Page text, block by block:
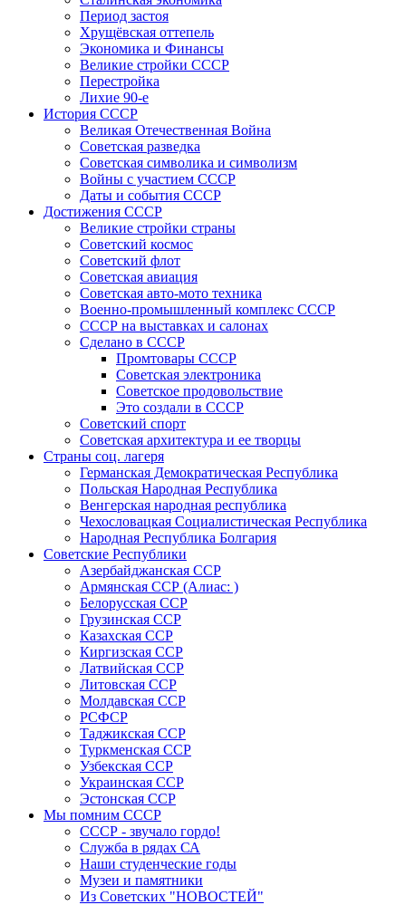
Период застоя
Хрущёвская оттепель
Экономика и Финансы
Великие стройки СССР
Перестройка
Лихие 90-е
История СССР
Великая Отечественная Война
Советская разведка
Советская символика и символизм
Войны с участием СССР
Даты и события СССР
Достижения СССР
Великие стройки страны
Советский космос
Советский флот
Советская авиация
Советская авто-мото техника
Военно-промышленный комплекс СССР
СССР на выставках и салонах
Сделано в СССР
Промтовары СССР
Советская электроника
Советское продовольствие
Это создали в СССР
Советский спорт
Советская архитектура и ее творцы
Страны соц. лагеря
Германская Демократическая Республика
Польская Народная Республика
Венгерская народная республика
Чехословацкая Социалистическая Республика
Народная Республика Болгария
Советские Республики
Азербайджанская ССР
Армянская ССР (Алиас: )
Белорусская ССР
Грузинская ССР
Казахская ССР
Киргизская ССР
Латвийская ССР
Литовская ССР
Молдавская ССР
РСФСР
Таджикская ССР
Туркменская ССР
Узбекская ССР
Украинская ССР
Эстонская ССР
Мы помним СССР
СССР - звучало гордо!
Служба в рядах СА
Наши студенческие годы
Музеи и памятники
Из Советских "НОВОСТЕЙ"